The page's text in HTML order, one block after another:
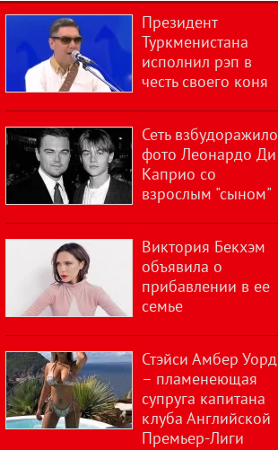
Президент
Туркменистана
исполнил рэп в
честь своего коня
Сеть взбудоражило
фото Леонардо Ди
Каприо со
взрослым "сыном"
Виктория Бекхэм
объявила о
прибавлении в ее
семье
Стэйси Амбер Уорд
– пламенеющая
супруга капитана
клуба Английской
Премьер-Лиги